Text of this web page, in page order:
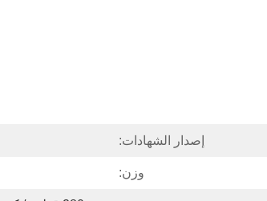
إصدار الشهادات:
وزن: